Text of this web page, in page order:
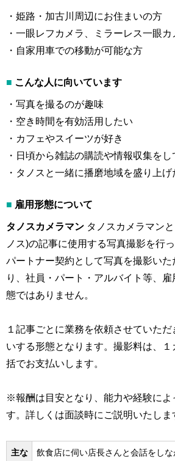
・姫路・加古川周辺にお住まいの方
・一眼レフカメラ、ミラーレス一眼
・自家用車での移動が可能な方
■ こんな人に向いています
・写真を撮るのが趣味
・空き時間を有効活用したい
・カフェやスイーツが好き
・日頃から雑誌の購読や情報収集をし
・タノスと一緒に播磨地域を盛り上げ
■ 雇用形態について
タノスカメラマン タノスカメラマン
ノス)の記事に使用する写真撮影を行
パートナー契約として写真を撮影い
り、社員・パート・アルバイト等、
態ではありません。
１記事ごとに業務を依頼させていた
いする形態となります。撮影料は、
括でお支払いします。
※報酬は目安となり、能力や経験によ
す。詳しくは面談時にご説明いたしま
主な
飲食店に伺い店長さんと会話をし